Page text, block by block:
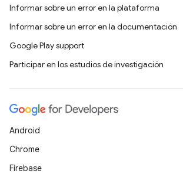
Informar sobre un error en la plataforma
Informar sobre un error en la documentación
Google Play support
Participar en los estudios de investigación
Android
Chrome
Firebase